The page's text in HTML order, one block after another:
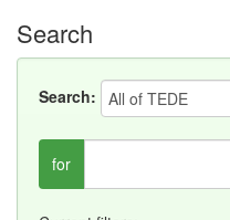
Search
Search:
for